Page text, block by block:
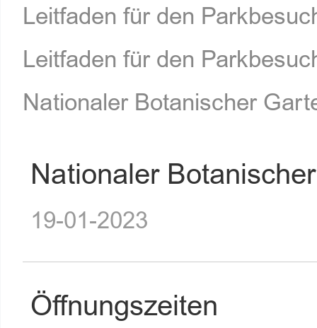
Leitfaden für den
Leitfaden für den
Nationaler Botanischer
Nationaler
19-01-2023
Öffnungszeiten